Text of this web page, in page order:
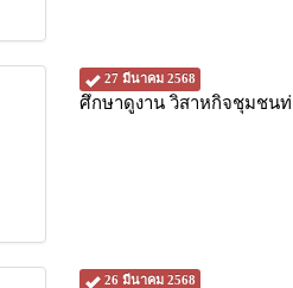
27 มีนาคม 2568
ศึกษาดูงาน วิสาหกิจชุมชน
26 มีนาคม 2568